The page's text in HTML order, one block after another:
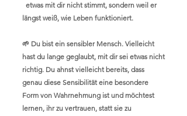
etwas mit dir nicht stimmt, sondern weil er
längst weiß, wie Leben funktioniert.
🌱 Du bist ein sensibler Mensch. Vielleicht
hast du lange geglaubt, mit dir sei etwas nicht
richtig. Du ahnst vielleicht bereits, dass
genau diese Sensibilität eine besondere
Form von Wahrnehmung ist und möchtest
lernen, ihr zu vertrauen, statt sie zu